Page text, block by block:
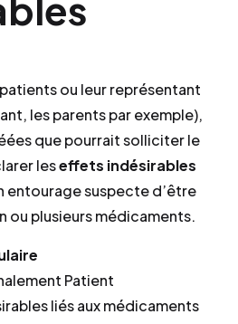
patients ou leur représentant
les parents par exemple),
que pourrait solliciter le
leseffets indésirables
entourage suspecte d’être
ou plusieurs médicaments.
Patient
liés aux médicaments